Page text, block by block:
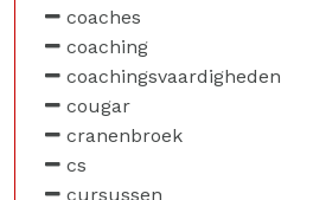
coaches
coaching
coachingsvaardigheden
cougar
cranenbroek
cs
cursussen